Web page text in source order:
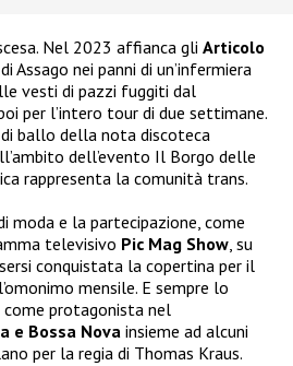
Nel 2023 affianca gli Articolo
Assago nei panni di un’infermiera
vesti di pazzi fuggiti dal
per l’intero tour di due settimane.
ballo della nota discoteca
dell’evento Il Borgo delle
rappresenta la comunità trans.
moda e la partecipazione, come
televisivo Pic Mag Show, su
conquistata la copertina per il
mensile. E sempre lo
protagonista nel
e Bossa Nova insieme ad alcuni
per la regia di Thomas Kraus.